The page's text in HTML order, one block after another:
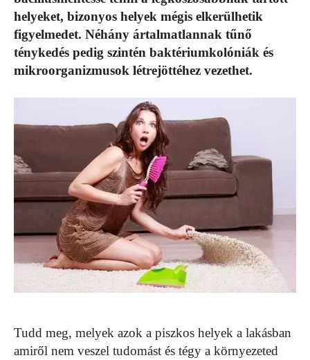
helyeket, bizonyos helyek mégis elkerülhetik
figyelmedet. Néhány ártalmatlannak tűnő
ténykedés pedig szintén baktériumkolóniák és
mikroorganizmusok létrejöttéhez vezethet.
Tudd meg, melyek azok a piszkos helyek a lakásban
amiről nem veszel tudomást és tégy a környezeted